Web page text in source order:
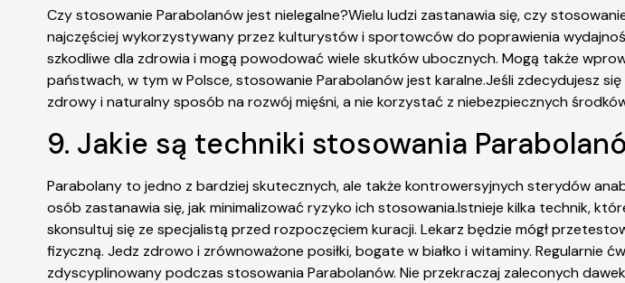
Czy stosowanie Parabolanów jest nielegalne?Wielu ludzi zastanawia się, czy
najczęściej wykorzystywany przez kulturystów i sportowców do poprawienia
szkodliwe dla zdrowia i mogą powodować wiele skutków ubocznych. Mogą także
państwach, w tym w Polsce, stosowanie Parabolanów jest karalne.Jeśli zdecydujesz
zdrowy i naturalny sposób na rozwój mięśni, a nie korzystać z niebezpiecznych
9. Jakie są techniki stosowania
Parabolany to jedno z bardziej skutecznych, ale także kontrowersyjnych sterydów
osób zastanawia się, jak minimalizować ryzyko ich stosowania.Istnieje kilka technik,
skonsultuj się ze specjalistą przed rozpoczęciem kuracji. Lekarz będzie mógł
fizyczną. Jedz zdrowo i zrównoważone posiłki, bogate w białko i witaminy. Regularnie
zdyscyplinowany podczas stosowania Parabolanów. Nie przekraczaj zaleconych